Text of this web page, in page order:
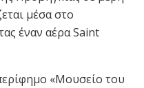
μέσα στο
έναν αέρα Saint
«Μουσείο του